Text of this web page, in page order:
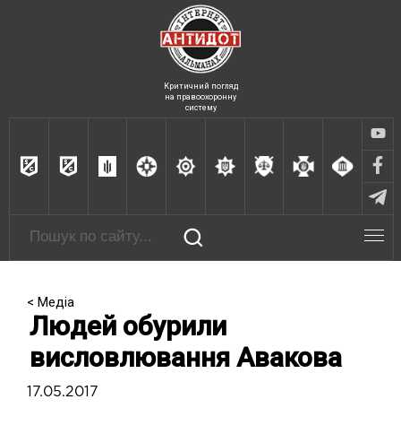
Критичний погляд
на правоохоронну
систему
< Медіа
Людей обурили
висловлювання Авакова
17.05.2017